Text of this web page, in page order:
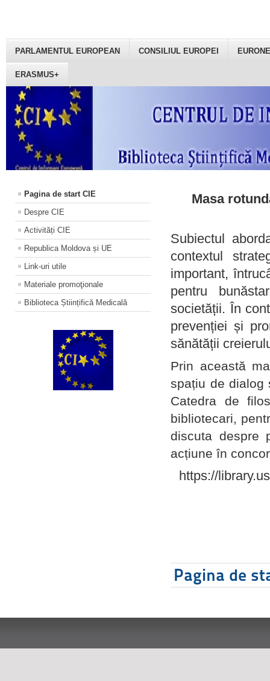
PARLAMENTUL EUROPEAN CONSILIUL EUROPEI
ERASMUS+
Pagina de start CIE
Despre CIE
Activități CIE
Republica Moldova și UE
Link-uri utile
Materiale promoţionale
Biblioteca Științifică Medicală
Masa
Subiectul
contextul
important,
pentru
societății. În
prevenției și
sănătății
Prin această
spațiu de dialog
Catedra de
bibliotecari,
discuta despre
acțiune în
https://
Pagina de